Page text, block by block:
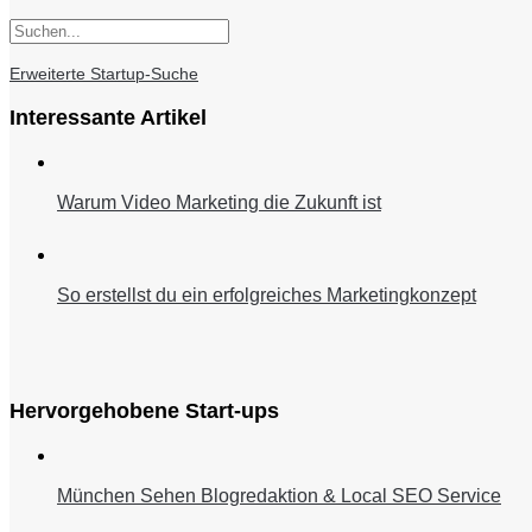
Erweiterte Startup-Suche
Interessante Artikel
Warum Video Marketing die Zukunft ist
So erstellst du ein erfolgreiches Marketingkonzept
Hervorgehobene Start-ups
München Sehen Blogredaktion & Local SEO Service